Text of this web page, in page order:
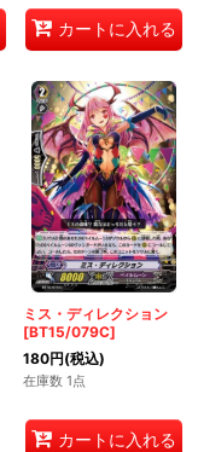
カートに入れる
ミス・ディレクション
[BT15/079C]
180円(税込)
在庫数 1点
カートに入れる